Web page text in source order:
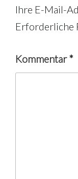
Ihre E-Mail-
Erforderliche
Kommentar*